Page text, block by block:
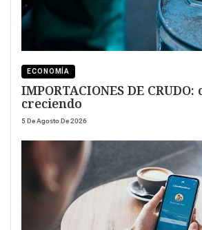
ECONOMÍA
IMPORTACIONES DE
creciendo
5 De Agosto De 2026